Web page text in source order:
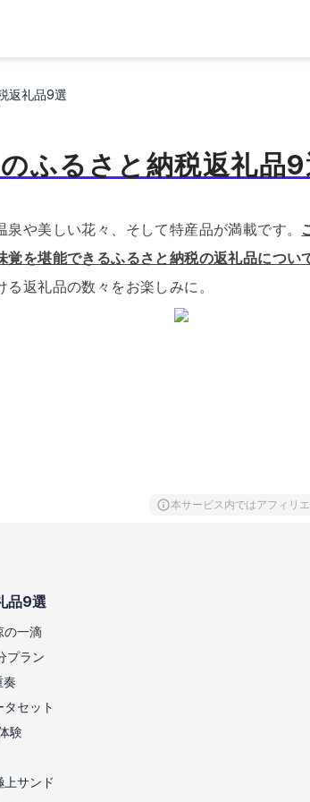
返礼品9選
ふるさと納税返礼品9
や美しい花々、そして特産品が満載です。
を堪能できるふるさと納税の返礼品につい
返礼品の数々をお楽しみに。
本サービス内ではアフィリ
品9選
の一滴
プラン
奏
セット
験
サンド